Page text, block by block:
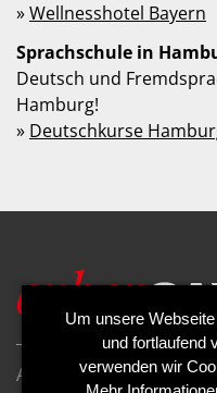
»Wellnesshotel Bayern
Sprachschule in
Deutsch und
Hamburg!
» Deutschkurse
AGB
Impressum
Um unsere
und fortlaufend
verwenden wir